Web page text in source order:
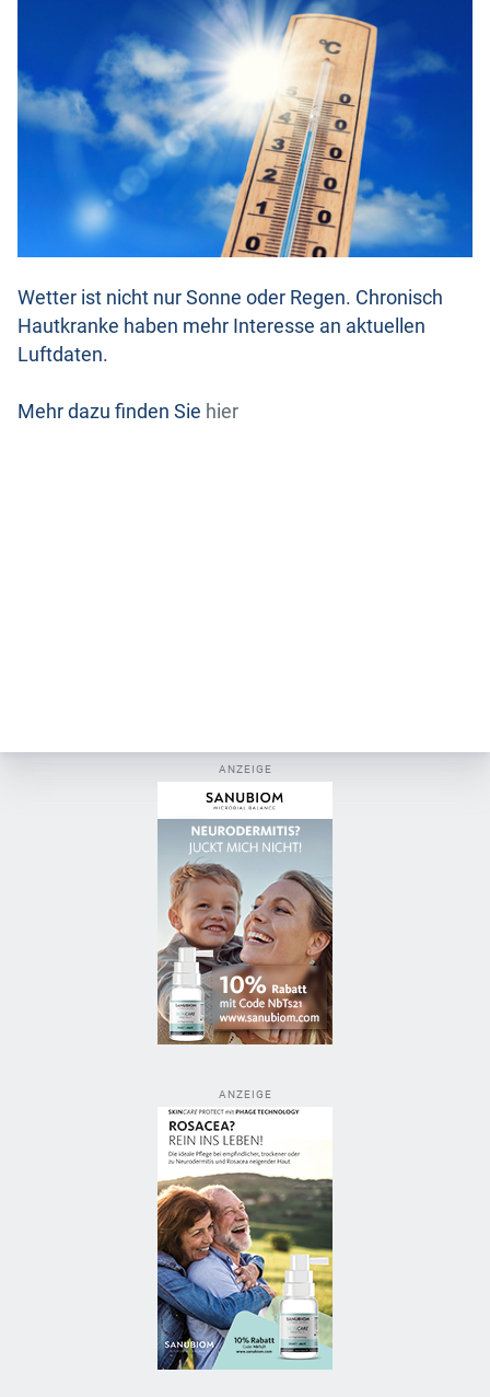
Wetter ist nicht nur Sonne oder Regen. Chronisch
Hautkranke haben mehr Interesse an aktuellen
Luftdaten.
Mehr dazu finden Sie hier
ANZEIGE
ANZEIGE